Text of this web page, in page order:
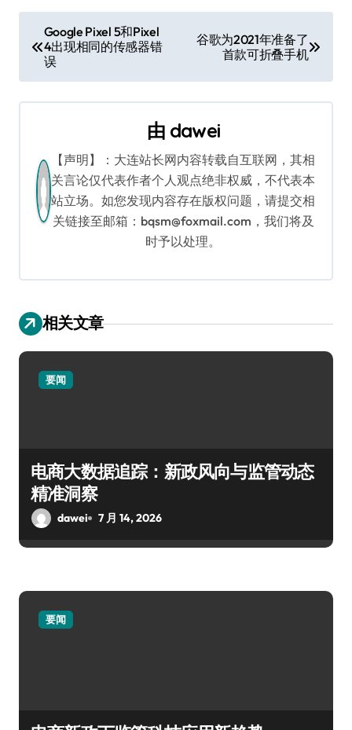
章
导
Google Pixel 5和Pixel
4出现相同的传感器错
误
谷歌为2021年准备了
首款可折叠手机
由 dawei
【声明】：大连站长网内容转载自互联网，其相
关言论仅代表作者个人观点绝非权威，不代表本
站立场。如您发现内容存在版权问题，请提交相
关链接至邮箱：bqsm@foxmail.com，我们将及
时予以处理。
相关文章
要闻
电商大数据追踪：新政风向与监管动态
精准洞察
dawei 7 月 14, 2026
要闻